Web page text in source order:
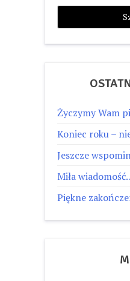
Życzymy Wam
Koniec roku –
Jeszcze
Miła
Piękne